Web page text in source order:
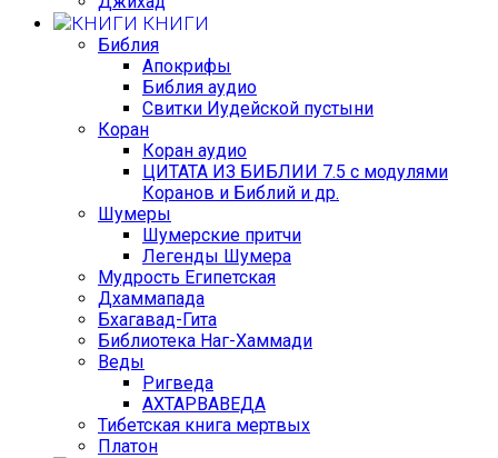
КНИГИ
Библия
Апокрифы
Библия аудио
Свитки Иудейской пустыни
Коран
Коран аудио
ЦИТАТА ИЗ БИБЛИИ 7.5 с модулями
Коранов и Библий и др.
Шумеры
Шумерские притчи
Легенды Шумера
Мудрость Египетская
Дхаммапада
Бхагавад-Гита
Библиотека Наг-Хаммади
Веды
Ригведа
АХТАРВАВЕДА
Тибетская книга мертвых
Платон